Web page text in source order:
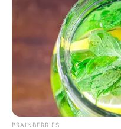
BRAINBERRIES